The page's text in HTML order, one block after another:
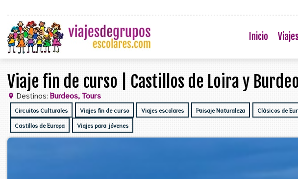
Inicio
Viaje fin de curso | Castillos de Loira y
location_on Destinos: Burdeos, Tours
Circuitos Culturales Viajes fin de curso Viajes escolares Paisaje Naturaleza Clásicos de
Castillos de Europa Viajes para jóvenes